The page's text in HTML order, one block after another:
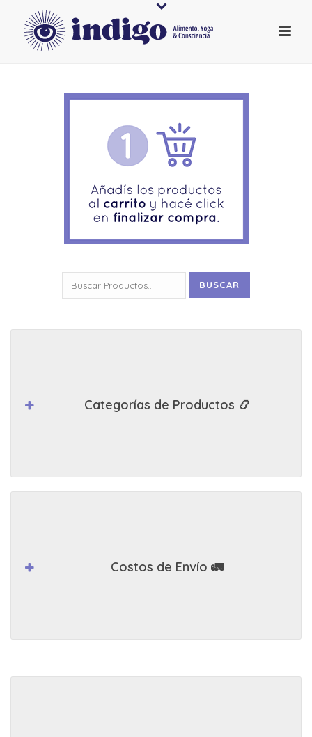
por:
BUSCAR
Categorías de Productos 📿
Costos de Envío 🚛